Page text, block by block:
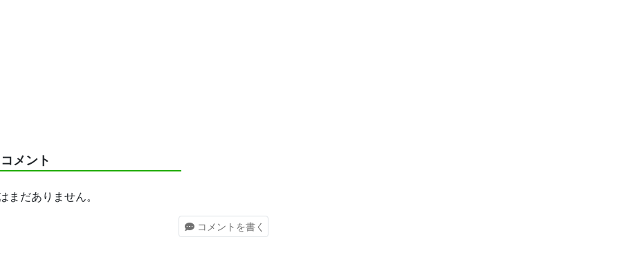
コメント
まだありません。
コメント を書く